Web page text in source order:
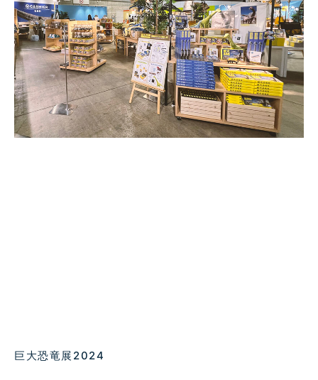
巨大恐竜展2024